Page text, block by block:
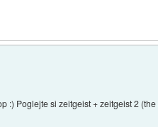
:) Poglejte si zeitgeist + zeitgeist 2